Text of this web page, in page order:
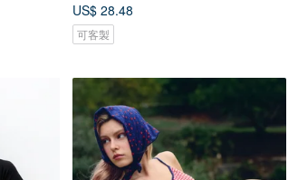
US$ 28.48
可客製